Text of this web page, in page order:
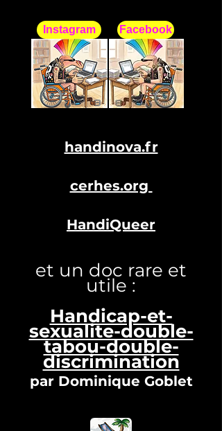
Instagram Facebook
handinova.fr
cerhes.org
HandiQueer
et un doc rare et
utile :
Handicap-et-
sexualite-double-
tabou-double-
discrimination
par Dominique Goblet